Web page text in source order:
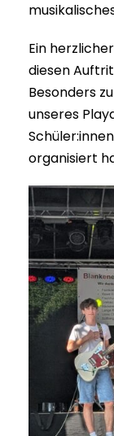
Ein
diesen
Besonders
unseres
organisiert